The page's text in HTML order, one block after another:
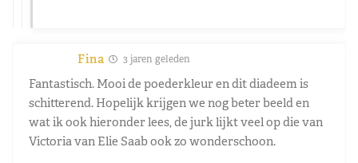
Fina 3 jaren geleden
Fantastisch. Mooi de poederkleur en dit diadeem is
schitterend. Hopelijk krijgen we nog beter beeld en
wat ik ook hieronder lees, de jurk lijkt veel op die van
Victoria van Elie Saab ook zo wonderschoon.